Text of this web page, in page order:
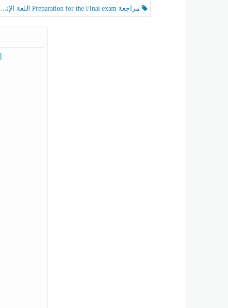
مراجعة Preparation for the Final exam اللغة الإنجليزية الصف الرابع الفصل الثالث